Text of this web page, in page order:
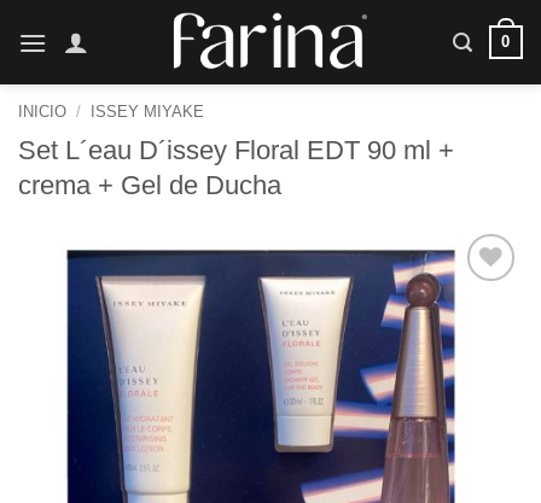
0
INICIO / ISSEY MIYAKE
Set L´eau D´issey Floral EDT 90 ml +
crema + Gel de Ducha